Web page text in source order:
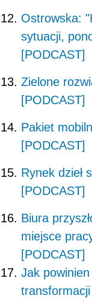
Ostrowska:
sytuacji,
[PODCAST]
Zielone
[PODCAST]
Pakiet
[PODCAST]
Rynek dzieł
[PODCAST]
Biura
miejsce
[PODCAST]
Jak